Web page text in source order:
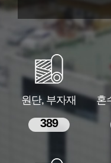
원단, 부자재
389
혼